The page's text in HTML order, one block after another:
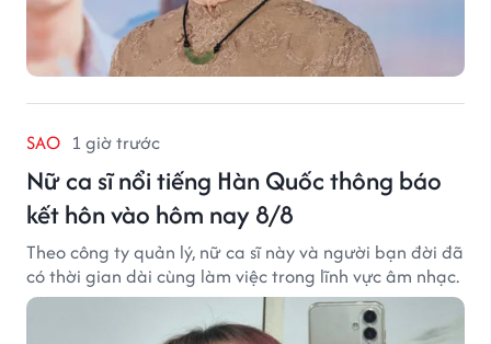
SAO 1 giờ trước
Nữ ca sĩ nổi tiếng Hàn Quốc thông báo
kết hôn vào hôm nay 8/8
Theo công ty quản lý, nữ ca sĩ này và người bạn đời đã
có thời gian dài cùng làm việc trong lĩnh vực âm nhạc.